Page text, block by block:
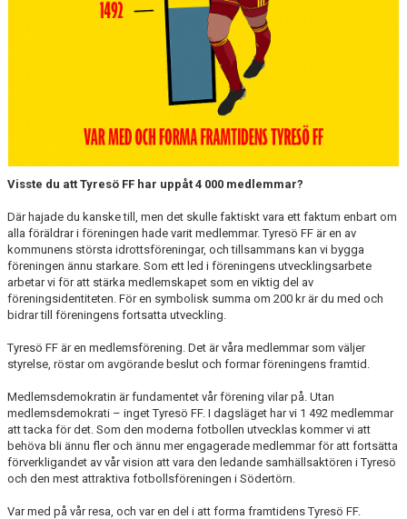
Visste du att Tyresö FF har uppåt 4 000 medlemmar?
Där hajade du kanske till, men det skulle faktiskt vara ett faktum enbart om
alla föräldrar i föreningen hade varit medlemmar. Tyresö FF är en av
kommunens största idrottsföreningar, och tillsammans kan vi bygga
föreningen ännu starkare. Som ett led i föreningens utvecklingsarbete
arbetar vi för att stärka medlemskapet som en viktig del av
föreningsidentiteten. För en symbolisk summa om 200 kr är du med och
bidrar till föreningens fortsatta utveckling.
Tyresö FF är en medlemsförening. Det är våra medlemmar som väljer
styrelse, röstar om avgörande beslut och formar föreningens framtid.
Medlemsdemokratin är fundamentet vår förening vilar på. Utan
medlemsdemokrati – inget Tyresö FF. I dagsläget har vi 1 492 medlemmar
att tacka för det. Som den moderna fotbollen utvecklas kommer vi att
behöva bli ännu fler och ännu mer engagerade medlemmar för att fortsätta
förverkligandet av vår vision att vara den ledande samhällsaktören i Tyresö
och den mest attraktiva fotbollsföreningen i Södertörn.
Var med på vår resa, och var en del i att forma framtidens Tyresö FF.